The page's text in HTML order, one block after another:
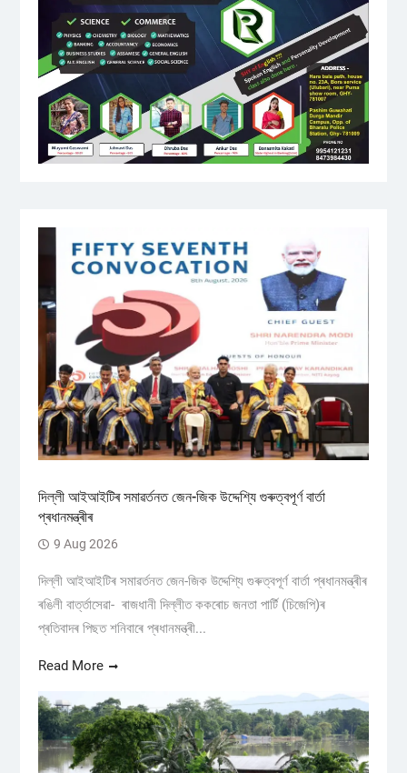
দিল্লী আইআইটিৰ সমাৱৰ্তনত জেন-জিক উদ্দেশ্যি গুৰুত্বপূৰ্ণ বাৰ্তা
প্ৰধানমন্ত্ৰীৰ
9 Aug 2026
দিল্লী আইআইটিৰ সমাৱৰ্তনত জেন-জিক উদ্দেশ্যি গুৰুত্বপূৰ্ণ বাৰ্তা প্ৰধানমন্ত্ৰীৰ
ৰঙিলী বাৰ্ত্তাসেৱা- ৰাজধানী দিল্লীত ককৰোচ জনতা পাৰ্টি (চিজেপি)ৰ
প্ৰতিবাদৰ পিছত শনিবাৰে প্ৰধানমন্ত্ৰী...
Read More